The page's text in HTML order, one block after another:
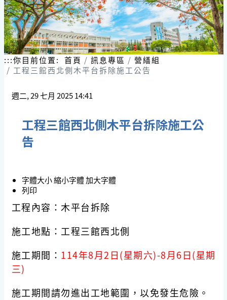
:::你目前位置: 首頁 訊息專區
營繕組
工程三館西北側木平台拆除施工公告
週二, 29 七月 2025 14:41
工程三館西北側木平台拆除施工公
告
字體大小縮小字體加大字體
列印
工程內容：木平台拆除
施工地點：工程三館西北側
施工期間： 114年8月2日(星期六)-8月6日(星期
三)
施工期間請勿進出工地範圍，以免發生危險。